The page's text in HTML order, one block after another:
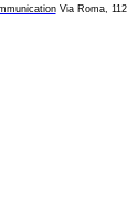
Via Roma,